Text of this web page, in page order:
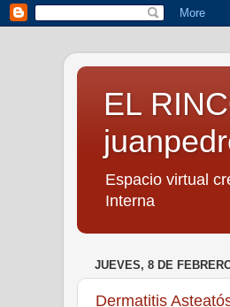
EL
Espacio virtual
Interna
JUEVES, 8 DE
Dermatitis